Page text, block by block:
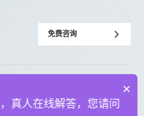
免费咨询
×
真人在线解答，您请问